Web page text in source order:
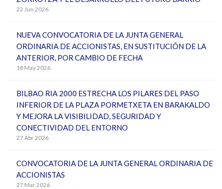
22 Jun 2026
NUEVA CONVOCATORIA DE LA JUNTA GENERAL
ORDINARIA DE ACCIONISTAS, EN SUSTITUCIÓN DE LA
ANTERIOR, POR CAMBIO DE FECHA
18 May 2026
BILBAO RIA 2000 ESTRECHA LOS PILARES DEL PASO
INFERIOR DE LA PLAZA PORMETXETA EN BARAKALDO
Y MEJORA LA VISIBILIDAD, SEGURIDAD Y
CONECTIVIDAD DEL ENTORNO
27 Abr 2026
CONVOCATORIA DE LA JUNTA GENERAL ORDINARIA DE
ACCIONISTAS
27 Mar 2026